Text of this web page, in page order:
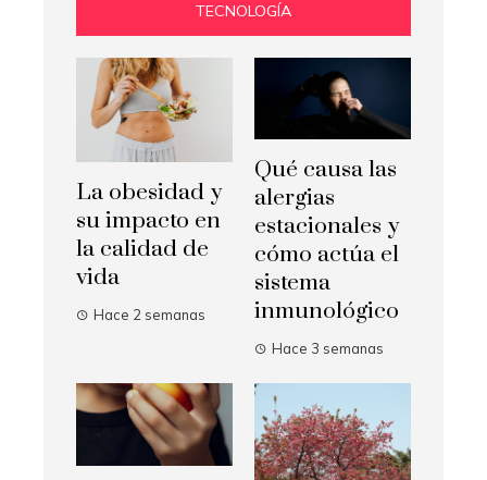
TECNOLOGÍA
La obesidad y
su impacto en
la calidad de
vida
Hace 2 semanas
Qué causa las
alergias
estacionales y
cómo actúa el
sistema
inmunológico
Hace 3 semanas